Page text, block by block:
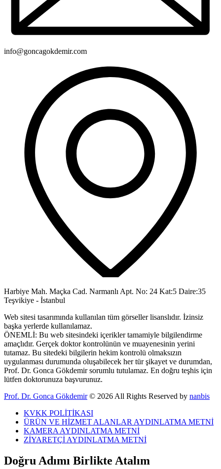
info@goncagokdemir.com
Harbiye Mah. Maçka Cad. Narmanlı Apt. No: 24 Kat:5 Daire:35
Teşvikiye - İstanbul
Web sitesi tasarımında kullanılan tüm görseller lisanslıdır. İzinsiz
başka yerlerde kullanılamaz.
ÖNEMLİ: Bu web sitesindeki içerikler tamamiyle bilgilendirme
amaçlıdır. Gerçek doktor kontrolünün ve muayenesinin yerini
tutamaz. Bu sitedeki bilgilerin hekim kontrolü olmaksızın
uygulanması durumunda oluşabilecek her tür şikayet ve durumdan,
Prof. Dr. Gonca Gökdemir sorumlu tutulamaz. En doğru teşhis için
lütfen doktorunuza başvurunuz.
Prof. Dr. Gonca Gökdemir© 2026 All Rights Reserved by nanbis
KVKK POLİTİKASI
ÜRÜN VE HİZMET ALANLAR AYDINLATMA METNİ
KAMERA AYDINLATMA METNİ
ZİYARETÇİ AYDINLATMA METNİ
Doğru Adımı Birlikte Atalım